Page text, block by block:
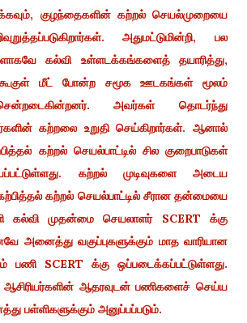
குழந்தைகளின் கற்றல் செயல்முறையை
அதுமட்டுமின்றி, பல
கல்வி உள்ளடக்கங்களைத் தயாரித்து,
மீட் போன்ற சமூக ஊடகங்கள் மூலம்
அவர்கள் தொடர்ந்து
கற்றலை உறுதி செய்கிறார்கள். ஆனால்
கற்றல் செயல்பாட்டில் சில குறைபாடுகள்
கற்றல் முடிவுகளை அடைய
கற்றல் செயல்பாட்டில் சீரான தன்மையை
கல்வி முதன்மை செயலாளர் SCERT க்கு
அனைத்து வகுப்புகளுக்கும் மாத வாரியான
பணி SCERT க்கு ஒப்படைக்கப்பட்டுள்ளது.
ஆதரவுடன் பணிகளைச் செய்ய
பள்ளிகளுக்கும் அனுப்பப்படும்.